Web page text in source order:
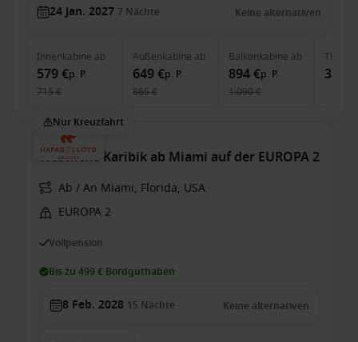
24 Jan. 2027 7 Nächte Keine alternativen
Innenkabine ab
579 €p. P.
715 €
Außenkabine ab
649 €p. P.
865 €
Balkonkabine ab
894 €p. P.
1.090 €
The
Nur Kreuzfahrt
Westliche Karibik ab Miami auf der EUROPA 2
Ab / An Miami, Florida, USA
EUROPA 2
Vollpension
Bis zu 499 € Bordguthaben
8 Feb. 2028 15 Nächte Keine alternativen